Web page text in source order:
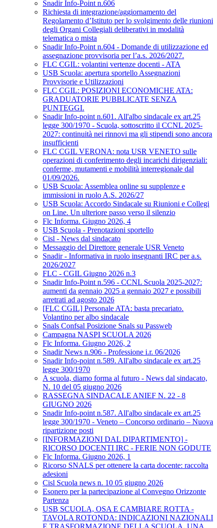
Snadir Info-Point n.606
Richiesta di integrazione/aggiornamento del
Regolamento d’Istituto per lo svolgimento delle riunioni
degli Organi Collegiali deliberativi in modalità
telematica o mista
Snadir Info-Point n.604 - Domande di utilizzazione ed
assegnazione provvisoria per l’a.s. 2026/2027.
FLC CGIL: volantini vertenze docenti - ATA
USB Scuola: apertura sportello Assegnazioni
Provvisorie e Utilizzazioni
FLC CGIL: POSIZIONI ECONOMICHE ATA:
GRADUATORIE PUBBLICATE SENZA
PUNTEGGI.
Snadir Info-point n.601. All'albo sindacale ex art.25
legge 300/1970 - Scuola, sottoscritto il CCNL 2025-
2027: continuità nei rinnovi ma gli stipendi sono ancora
insufficienti
FLC CGIL VERONA: nota USR VENETO sulle
operazioni di conferimento degli incarichi dirigenziali:
conferme, mutamenti e mobilità interregionale dal
01/09/2026.
USB Scuola: Assemblea online su supplenze e
immissioni in ruolo A.S. 2026/27
USB Scuola: Accordo Sindacale su Riunioni e Collegi
on Line. Un ulteriore passo verso il silenzio
Flc Informa. Giugno 2026, 4
USB Scuola - Prenotazioni sportello
Cisl - News dal sindacato
Messaggio del Direttore generale USR Veneto
Snadir - Informativa in ruolo insegnanti IRC per a.s.
2026/2027
FLC - CGIL Giugno 2026 n.3
Snadir Info-Point n.596 - CCNL Scuola 2025-2027:
aumenti da gennaio 2025 a gennaio 2027 e possibili
arretrati ad agosto 2026
[FLC CGIL] Personale ATA: basta precariato.
Volantino per albo sindacale
Snals Confsal Posizione Snals su Passweb
Campagna NASPI SCUOLA 2026
Flc Informa. Giugno 2026, 2
Snadir News n.906 - Professione i.r. 06/2026
Snadir Info-point n.589. All'albo sindacale ex art.25
legge 300/1970
A scuola, diamo forma al futuro - News dal sindacato,
N. 10 del 05 giugno 2026
RASSEGNA SINDACALE ANIEF N. 22 - 8
GIUGNO 2026
Snadir Info-point n.587. All'albo sindacale ex art.25
legge 300/1970 - Veneto – Concorso ordinario – Nuova
ripartizione posti
[INFORMAZIONI DAL DIPARTIMENTO] -
RICORSO DOCENTI IRC - FERIE NON GODUTE
Flc Informa. Giugno 2026, 1
Ricorso SNALS per ottenere la carta docente: raccolta
adesioni
Cisl Scuola news n. 10 05 giugno 2026
Esonero per la partecipazione al Convegno Orizzonte
Partenza
USB SCUOLA, OSA E CAMBIARE ROTTA -
TAVOLA ROTONDA: INDICAZIONI NAZIONALI